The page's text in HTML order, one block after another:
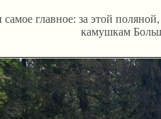
главное: за этой
камушкам